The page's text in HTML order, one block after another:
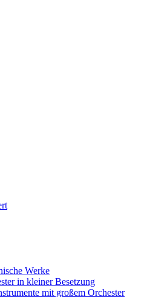
Werke
in kleiner Besetzung
mit großem Orchester